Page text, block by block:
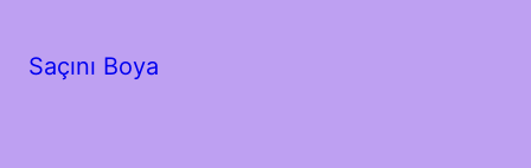
Saçını Boya